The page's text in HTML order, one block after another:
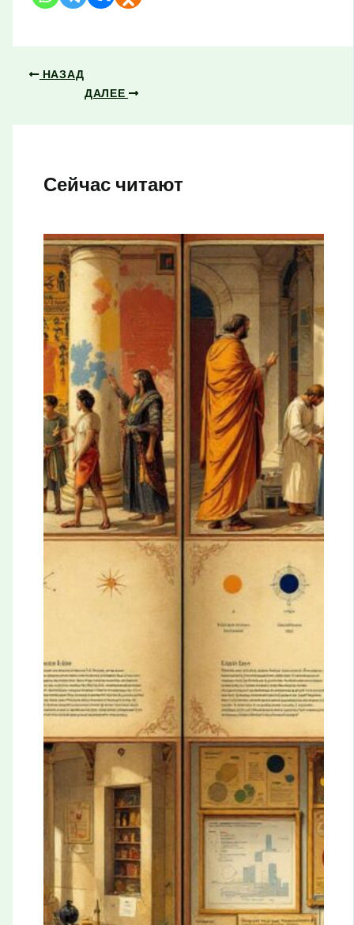
НАЗАД
ДАЛЕЕ
Сейчас читают